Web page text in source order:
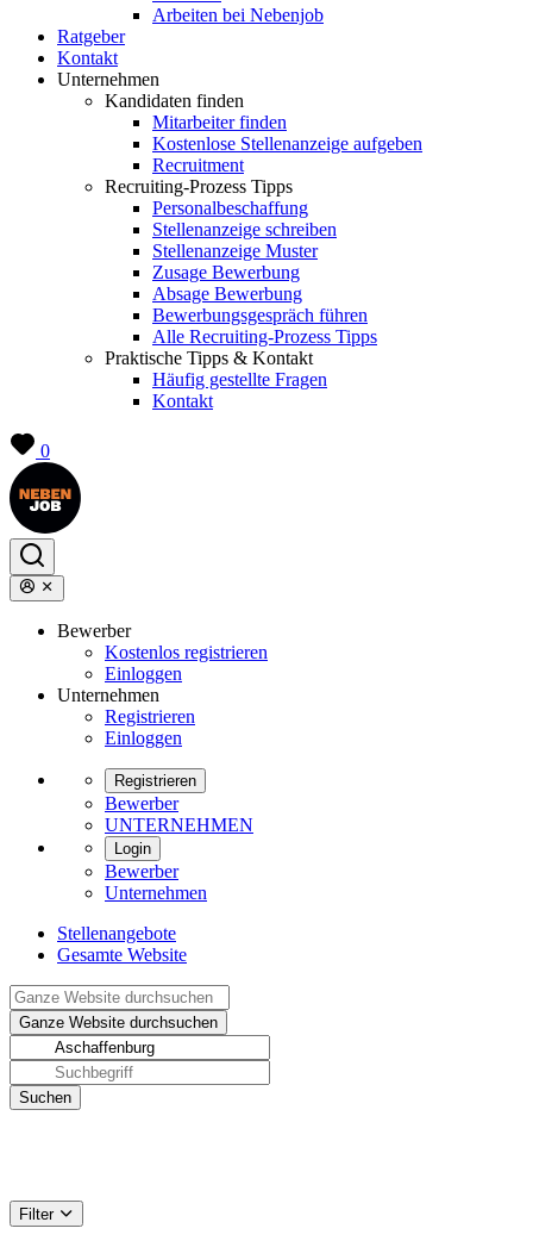
Arbeiten bei Nebenjob
Ratgeber
Kontakt
Unternehmen
Kandidaten finden
Mitarbeiter finden
Kostenlose Stellenanzeige aufgeben
Recruitment
Recruiting-Prozess Tipps
Personalbeschaffung
Stellenanzeige schreiben
Stellenanzeige Muster
Zusage Bewerbung
Absage Bewerbung
Bewerbungsgespräch führen
Alle Recruiting-Prozess Tipps
Praktische Tipps & Kontakt
Häufig gestellte Fragen
Kontakt
0
Bewerber
Kostenlos registrieren
Einloggen
Unternehmen
Registrieren
Einloggen
Registrieren
Bewerber
UNTERNEHMEN
Login
Bewerber
Unternehmen
Stellenangebote
Gesamte Website
Filter